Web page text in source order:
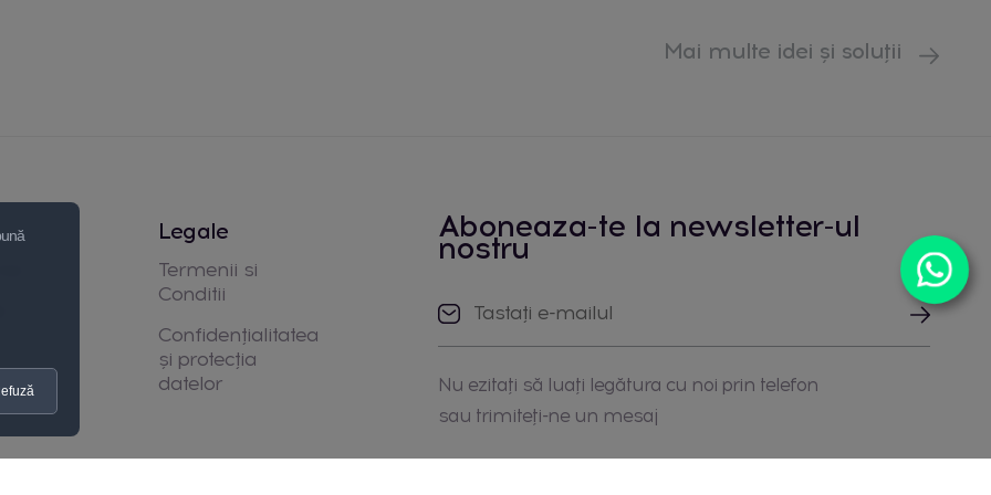
Mai multe idei și soluții
Legale
Termenii si
Conditii
Confidențialitatea
și protecția
datelor
Aboneaza-te la newsletter-ul
nostru
Nu ezitați să luați legătura cu noi prin telefon
sau trimiteți-ne un mesaj